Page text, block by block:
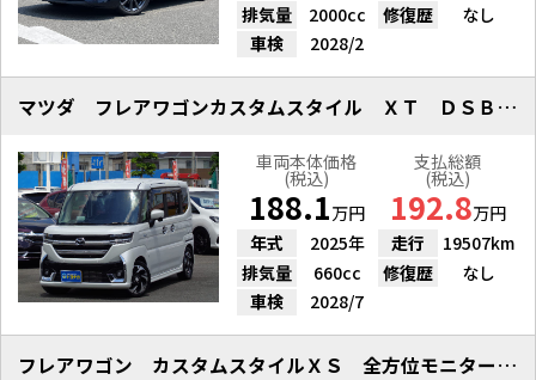
排気量
2000cc 修復歴
なし
車検
2028/2
マツダ フレアワゴンカスタムスタイル ＸＴ ＤＳＢＳＩＩ ９インチナビ
車両本体価格
(税込)
188.1万円
支払総額
(税込)
192.8万円
年式
2025年 走行
19507km
排気量
660cc 修復歴
なし
車検
2028/7
フレアワゴン カスタムスタイルＸＳ 全方位モニター付ナビＴＶ